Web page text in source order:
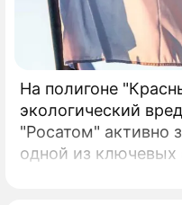
На полигоне
экологический вред.
"Росатом" активно
одной из ключевых
в Ленинградской